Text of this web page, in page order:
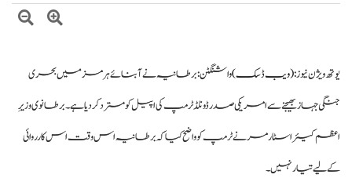
یوتھ ویژن نیوز :(ویب ڈسک)واشنگٹن: برطانیہ نے آبنائے ہرمز میں بحری
جنگی جہاز بھیجنے سے امریکی صدر ڈونلڈ ٹرمپ کی اپیل کو مسترد کر دیا ہے۔ برطانوی وزیرِ
اعظم کیئر اسٹارمر نے ٹرمپ کو واضح کیا کہ برطانیہ اس وقت اس کارروائی
کے لیے تیار نہیں۔